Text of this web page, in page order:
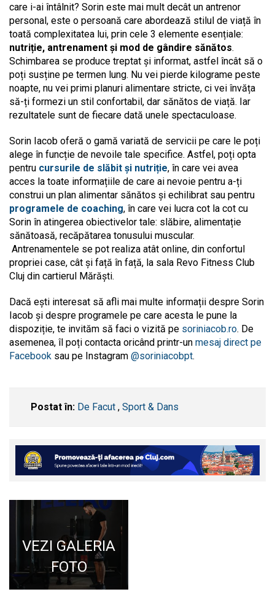
care i-ai întâlnit? Sorin este mai mult decât un antrenor
personal, este o persoană care abordează stilul de viață în
toată complexitatea lui, prin cele 3 elemente esențiale:
nutriție, antrenament și mod de gândire sănătos.
Schimbarea se produce treptat și informat, astfel încât să o
poți susține pe termen lung. Nu vei pierde kilograme peste
noapte, nu vei primi planuri alimentare stricte, ci vei învăța
să-ți formezi un stil confortabil, dar sănătos de viață. Iar
rezultatele sunt de fiecare dată unele spectaculoase.
Sorin Iacob oferă o gamă variată de servicii pe care le poți
alege în funcție de nevoile tale specifice. Astfel, poți opta
pentru cursurile de slăbit și nutriție, în care vei avea
acces la toate informațiile de care ai nevoie pentru a-ți
construi un plan alimentar sănătos și echilibrat sau pentru
programele de coaching, în care vei lucra cot la cot cu
Sorin în atingerea obiectivelor tale: slăbire, alimentație
sănătoasă, recăpătarea tonusului muscular.
Antrenamentele se pot realiza atât online, din confortul
propriei case, cât și față în față, la sala Revo Fitness Club
Cluj din cartierul Mărăști.
Dacă ești interesat să afli mai multe informații despre Sorin
Iacob și despre programele pe care acesta le pune la
dispoziție, te invităm să faci o vizită pe soriniacob.ro. De
asemenea, îl poți contacta oricând printr-un mesaj direct pe
Facebook sau pe Instagram @soriniacobpt.
Postat în: De Facut , Sport & Dans
VEZI GALERIA
FOTO